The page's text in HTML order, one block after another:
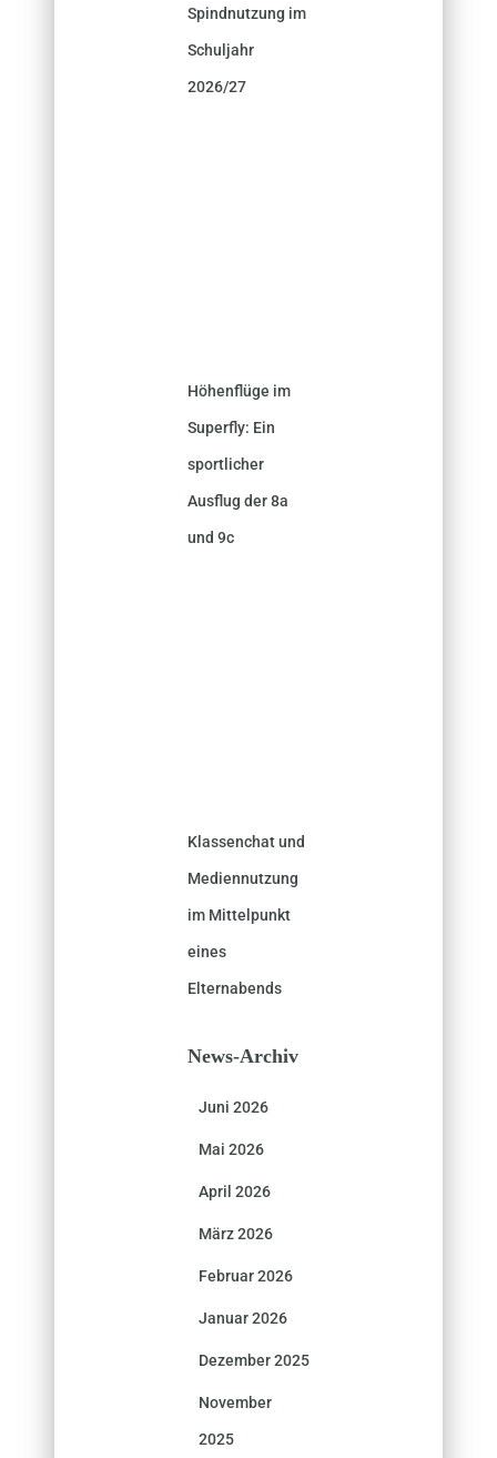
Spindnutzung im
Schuljahr
2026/27
Höhenflüge im
Superfly: Ein
sportlicher
Ausflug der 8a
und 9c
Klassenchat und
Mediennutzung
im Mittelpunkt
eines
Elternabends
News-Archiv
Juni 2026
Mai 2026
April 2026
März 2026
Februar 2026
Januar 2026
Dezember 2025
November
2025